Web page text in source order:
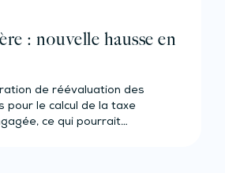
: nouvelle hausse en
de réévaluation des
pour le calcul de la taxe
ce qui pourrait…